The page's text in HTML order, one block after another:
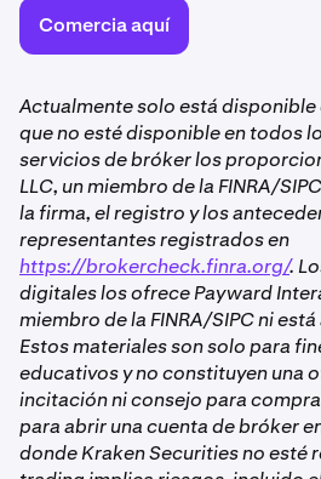
Comercia aquí
Actualmente solo está disponible
que no esté disponible en todos
servicios de bróker los
LLC, un miembro de la FINRA/
la firma, el registro y los
representantes registrados en
https://brokercheck.finra.org/.
digitales los ofrece Payward
miembro de la FINRA/SIPC ni
Estos materiales son solo para
educativos y no constituyen una
incitación ni consejo para
para abrir una cuenta de bróker
donde Kraken Securities no esté